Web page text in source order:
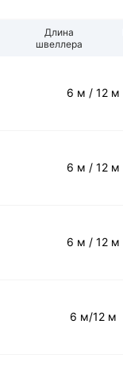
Длина
швеллера
6 м / 12 м
6 м / 12 м
6 м / 12 м
6 м/12 м